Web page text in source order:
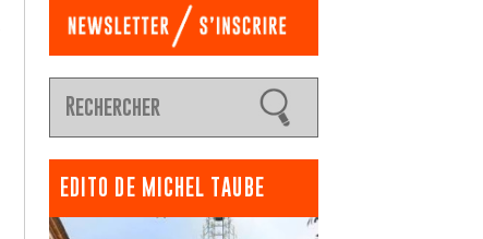
EDITO DE MICHEL TAUBE